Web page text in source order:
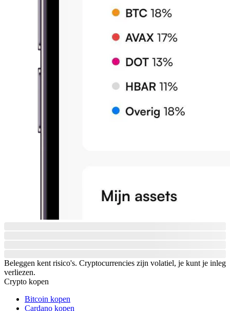
Beleggen kent risico's. Cryptocurrencies zijn volatiel, je kunt je inleg
verliezen.
Crypto kopen
Bitcoin kopen
Cardano kopen